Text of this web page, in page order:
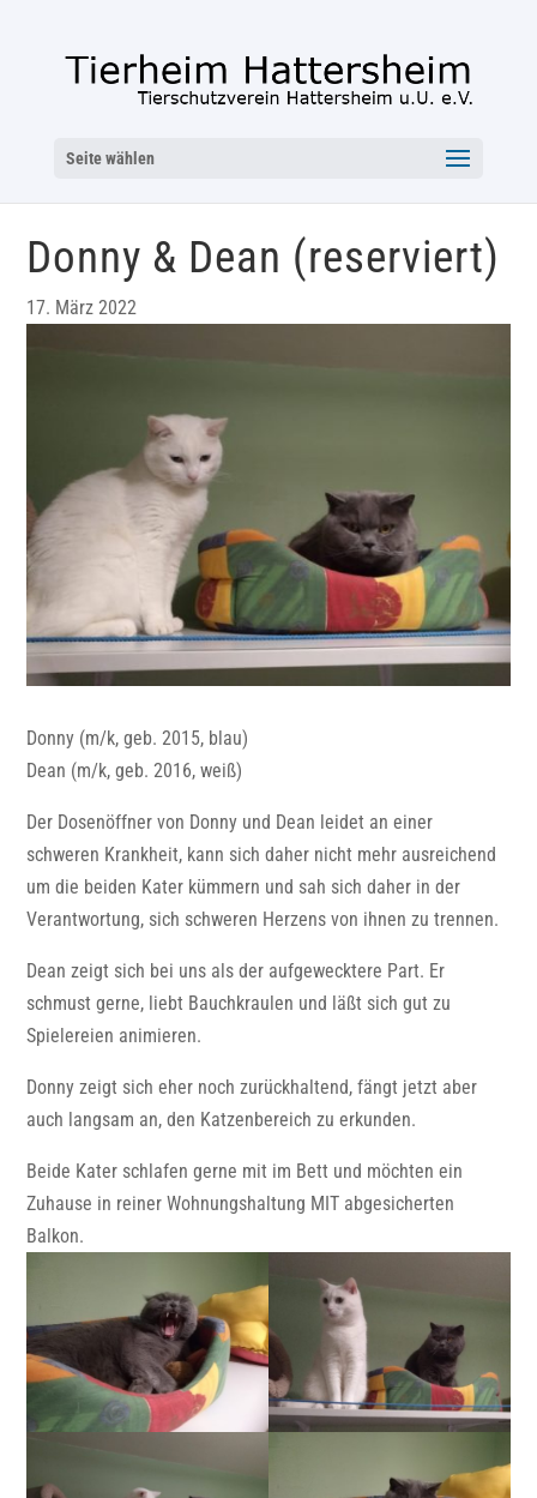
Seite wählen
Donny & Dean (reserviert)
17. März 2022
Donny (m/k, geb. 2015, blau)
Dean (m/k, geb. 2016, weiß)
Der Dosenöffner von Donny und Dean leidet an einer
schweren Krankheit, kann sich daher nicht mehr ausreichend
um die beiden Kater kümmern und sah sich daher in der
Verantwortung, sich schweren Herzens von ihnen zu trennen.
Dean zeigt sich bei uns als der aufgewecktere Part. Er
schmust gerne, liebt Bauchkraulen und läßt sich gut zu
Spielereien animieren.
Donny zeigt sich eher noch zurückhaltend, fängt jetzt aber
auch langsam an, den Katzenbereich zu erkunden.
Beide Kater schlafen gerne mit im Bett und möchten ein
Zuhause in reiner Wohnungshaltung MIT abgesicherten
Balkon.